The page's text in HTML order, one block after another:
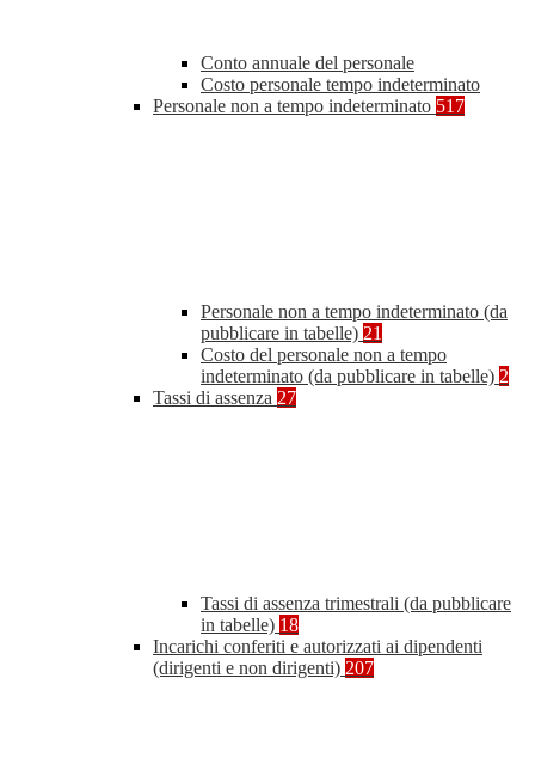
Conto annuale del personale
Costo personale tempo indeterminato
Personale non a tempo indeterminato 517
Personale non a tempo indeterminato (da
pubblicare in tabelle) 21
Costo del personale non a tempo
indeterminato (da pubblicare in tabelle) 2
Tassi di assenza 27
Tassi di assenza trimestrali (da pubblicare
in tabelle) 18
Incarichi conferiti e autorizzati ai dipendenti
(dirigenti e non dirigenti) 207